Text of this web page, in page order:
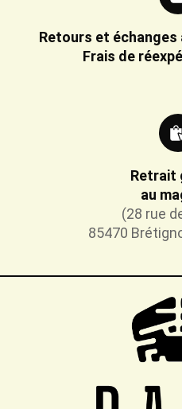
Retours et échanges
Frais de
Retrait
au
(28 rue
85470